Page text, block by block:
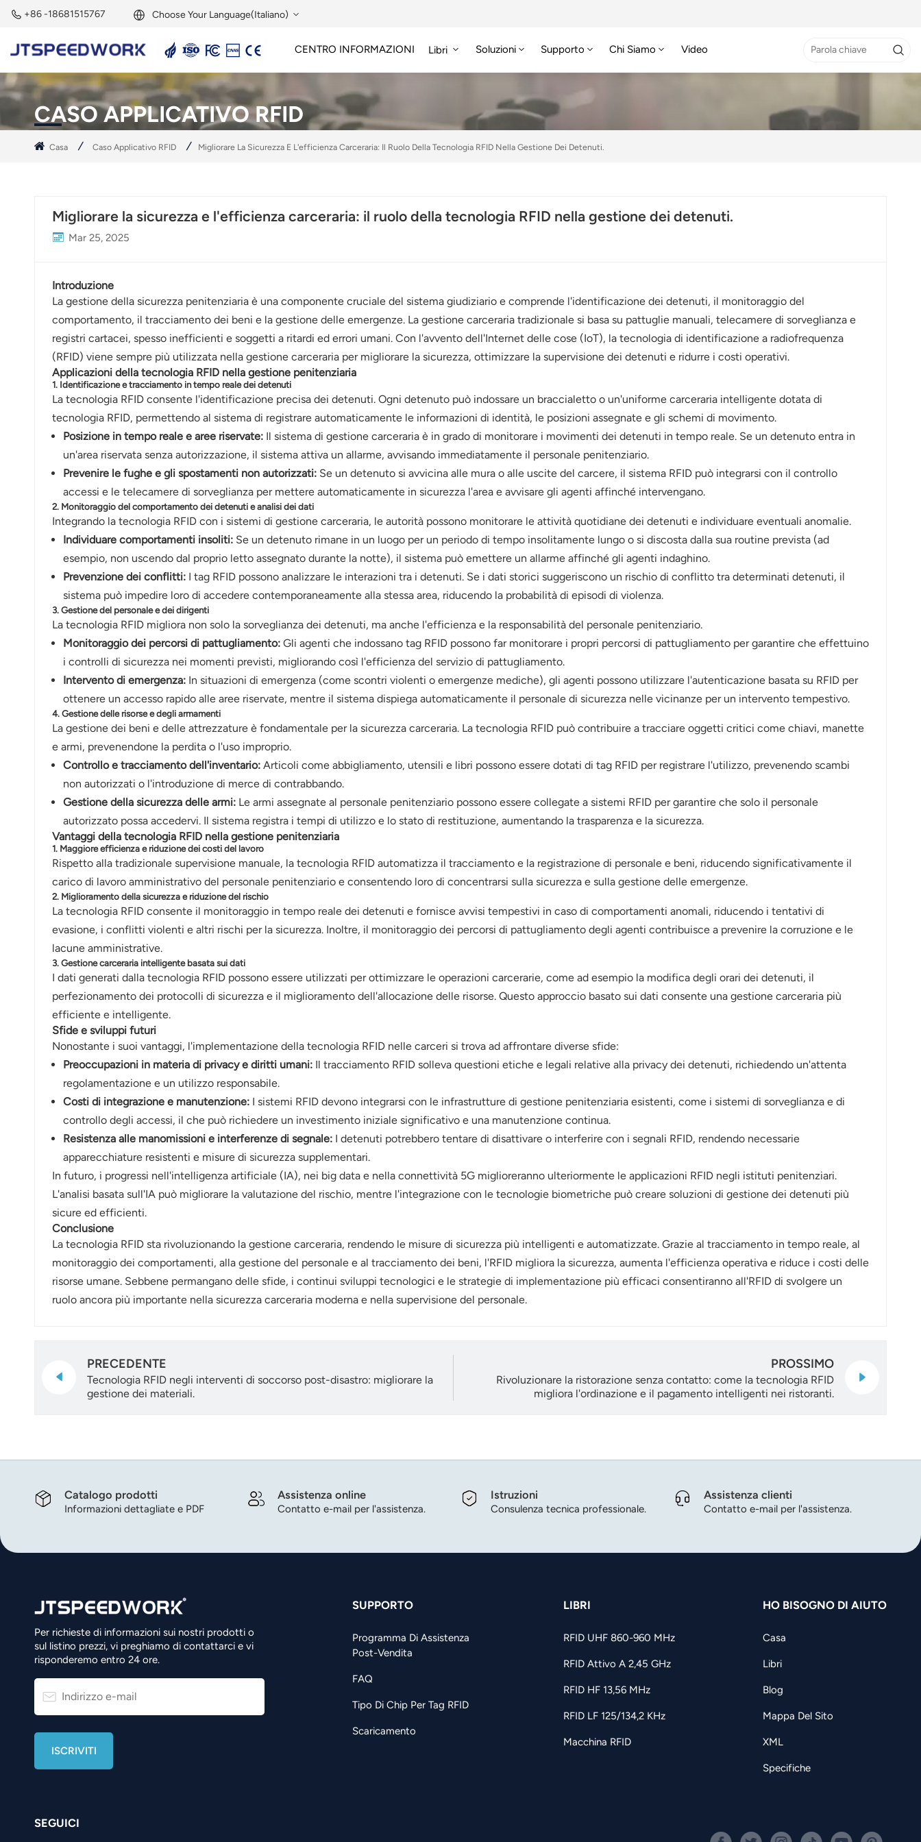
+86 -18681515767 Choose Your Language(Italiano)
English
Français
Deutsch
Español
عربي
한국어
Türk
Ελληνικά
Melayu
Polski
แบบไทย
Tiếng Việt
Indonesia
norsk
magyar
CENTRO INFORMAZIONI Libri Soluzioni Supporto Chi Siamo Video
CASO APPLICATIVO RFID
Casa Caso Applicativo RFID Migliorare La Sicurezza E L'efficienza Carceraria: Il Ruolo Della Tecnologia RFID Nella Gestione Dei Detenuti.
Migliorare la sicurezza e l'efficienza carceraria: il ruolo della tecnologia RFID nella gestione dei detenuti.
Mar 25, 2025
Introduzione
La gestione della sicurezza penitenziaria è una componente cruciale del sistema giudiziario e comprende l'identificazione dei detenuti, il monitoraggio del
comportamento, il tracciamento dei beni e la gestione delle emergenze. La gestione carceraria tradizionale si basa su pattuglie manuali, telecamere di sorveglianza e
registri cartacei, spesso inefficienti e soggetti a ritardi ed errori umani. Con l'avvento dell'Internet delle cose (IoT), la tecnologia di identificazione a radiofrequenza
(RFID) viene sempre più utilizzata nella gestione carceraria per migliorare la sicurezza, ottimizzare la supervisione dei detenuti e ridurre i costi operativi.
Applicazioni della tecnologia RFID nella gestione penitenziaria
1. Identificazione e tracciamento in tempo reale dei detenuti
La tecnologia RFID consente l'identificazione precisa dei detenuti. Ogni detenuto può indossare un braccialetto o un'uniforme carceraria intelligente dotata di
tecnologia RFID, permettendo al sistema di registrare automaticamente le informazioni di identità, le posizioni assegnate e gli schemi di movimento.
Posizione in tempo reale e aree riservate:Il sistema di gestione carceraria è in grado di monitorare i movimenti dei detenuti in tempo reale. Se un detenuto entra in
un'area riservata senza autorizzazione, il sistema attiva un allarme, avvisando immediatamente il personale penitenziario.
Prevenire le fughe e gli spostamenti non autorizzati:Se un detenuto si avvicina alle mura o alle uscite del carcere, il sistema RFID può integrarsi con il controllo
accessi e le telecamere di sorveglianza per mettere automaticamente in sicurezza l'area e avvisare gli agenti affinché intervengano.
2. Monitoraggio del comportamento dei detenuti e analisi dei dati
Integrando la tecnologia RFID con i sistemi di gestione carceraria, le autorità possono monitorare le attività quotidiane dei detenuti e individuare eventuali anomalie.
Individuare comportamenti insoliti:Se un detenuto rimane in un luogo per un periodo di tempo insolitamente lungo o si discosta dalla sua routine prevista (ad
esempio, non uscendo dal proprio letto assegnato durante la notte), il sistema può emettere un allarme affinché gli agenti indaghino.
Prevenzione dei conflitti:I tag RFID possono analizzare le interazioni tra i detenuti. Se i dati storici suggeriscono un rischio di conflitto tra determinati detenuti, il
sistema può impedire loro di accedere contemporaneamente alla stessa area, riducendo la probabilità di episodi di violenza.
3. Gestione del personale e dei dirigenti
La tecnologia RFID migliora non solo la sorveglianza dei detenuti, ma anche l'efficienza e la responsabilità del personale penitenziario.
Monitoraggio dei percorsi di pattugliamento:Gli agenti che indossano tag RFID possono far monitorare i propri percorsi di pattugliamento per garantire che effettuino
i controlli di sicurezza nei momenti previsti, migliorando così l'efficienza del servizio di pattugliamento.
Intervento di emergenza:In situazioni di emergenza (come scontri violenti o emergenze mediche), gli agenti possono utilizzare l'autenticazione basata su RFID per
ottenere un accesso rapido alle aree riservate, mentre il sistema dispiega automaticamente il personale di sicurezza nelle vicinanze per un intervento tempestivo.
4. Gestione delle risorse e degli armamenti
La gestione dei beni e delle attrezzature è fondamentale per la sicurezza carceraria. La tecnologia RFID può contribuire a tracciare oggetti critici come chiavi, manette
e armi, prevenendone la perdita o l'uso improprio.
Controllo e tracciamento dell'inventario:Articoli come abbigliamento, utensili e libri possono essere dotati di tag RFID per registrare l'utilizzo, prevenendo scambi
non autorizzati o l'introduzione di merce di contrabbando.
Gestione della sicurezza delle armi:Le armi assegnate al personale penitenziario possono essere collegate a sistemi RFID per garantire che solo il personale
autorizzato possa accedervi. Il sistema registra i tempi di utilizzo e lo stato di restituzione, aumentando la trasparenza e la sicurezza.
Vantaggi della tecnologia RFID nella gestione penitenziaria
1. Maggiore efficienza e riduzione dei costi del lavoro
Rispetto alla tradizionale supervisione manuale, la tecnologia RFID automatizza il tracciamento e la registrazione di personale e beni, riducendo significativamente il
carico di lavoro amministrativo del personale penitenziario e consentendo loro di concentrarsi sulla sicurezza e sulla gestione delle emergenze.
2. Miglioramento della sicurezza e riduzione del rischio
La tecnologia RFID consente il monitoraggio in tempo reale dei detenuti e fornisce avvisi tempestivi in ​​caso di comportamenti anomali, riducendo i tentativi di
evasione, i conflitti violenti e altri rischi per la sicurezza. Inoltre, il monitoraggio dei percorsi di pattugliamento degli agenti contribuisce a prevenire la corruzione e le
lacune amministrative.
3. Gestione carceraria intelligente basata sui dati
I dati generati dalla tecnologia RFID possono essere utilizzati per ottimizzare le operazioni carcerarie, come ad esempio la modifica degli orari dei detenuti, il
perfezionamento dei protocolli di sicurezza e il miglioramento dell'allocazione delle risorse. Questo approccio basato sui dati consente una gestione carceraria più
efficiente e intelligente.
Sfide e sviluppi futuri
Nonostante i suoi vantaggi, l'implementazione della tecnologia RFID nelle carceri si trova ad affrontare diverse sfide:
Preoccupazioni in materia di privacy e diritti umani:Il tracciamento RFID solleva questioni etiche e legali relative alla privacy dei detenuti, richiedendo un'attenta
regolamentazione e un utilizzo responsabile.
Costi di integrazione e manutenzione:I sistemi RFID devono integrarsi con le infrastrutture di gestione penitenziaria esistenti, come i sistemi di sorveglianza e di
controllo degli accessi, il che può richiedere un investimento iniziale significativo e una manutenzione continua.
Resistenza alle manomissioni e interferenze di segnale:I detenuti potrebbero tentare di disattivare o interferire con i segnali RFID, rendendo necessarie
apparecchiature resistenti e misure di sicurezza supplementari.
In futuro, i progressi nell'intelligenza artificiale (IA), nei big data e nella connettività 5G miglioreranno ulteriormente le applicazioni RFID negli istituti penitenziari.
L'analisi basata sull'IA può migliorare la valutazione del rischio, mentre l'integrazione con le tecnologie biometriche può creare soluzioni di gestione dei detenuti più
sicure ed efficienti.
Conclusione
La tecnologia RFID sta rivoluzionando la gestione carceraria, rendendo le misure di sicurezza più intelligenti e automatizzate. Grazie al tracciamento in tempo reale, al
monitoraggio dei comportamenti, alla gestione del personale e al tracciamento dei beni, l'RFID migliora la sicurezza, aumenta l'efficienza operativa e riduce i costi delle
risorse umane. Sebbene permangano delle sfide, i continui sviluppi tecnologici e le strategie di implementazione più efficaci consentiranno all'RFID di svolgere un
ruolo ancora più importante nella sicurezza carceraria moderna e nella supervisione del personale.
PRECEDENTE
Tecnologia RFID negli interventi di soccorso post-disastro: migliorare la
gestione dei materiali.
PROSSIMO
Rivoluzionare la ristorazione senza contatto: come la tecnologia RFID
migliora l'ordinazione e il pagamento intelligenti nei ristoranti.
Catalogo prodotti
Informazioni dettagliate e PDF
Assistenza online
Contatto e-mail per l'assistenza.
Istruzioni
Consulenza tecnica professionale.
Assistenza clienti
Contatto e-mail per l'assistenza.
Per richieste di informazioni sui nostri prodotti o
sul listino prezzi, vi preghiamo di contattarci e vi
risponderemo entro 24 ore.
SUPPORTO
Programma Di Assistenza
Post-Vendita
FAQ
Tipo Di Chip Per Tag RFID
Scaricamento
LIBRI
RFID UHF 860-960 MHz
RFID Attivo A 2,45 GHz
RFID HF 13,56 MHz
RFID LF 125/134,2 KHz
Macchina RFID
HO BISOGNO DI AIUTO
Casa
Libri
Blog
Mappa Del Sito
XML
Specifiche
SEGUICI